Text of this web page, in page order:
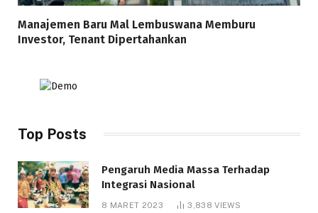
Manajemen Baru Mal Lembuswana Memburu
Investor, Tenant Dipertahankan
Top Posts
Pengaruh Media Massa Terhadap
Integrasi Nasional
8 MARET 2023 3,838VIEWS